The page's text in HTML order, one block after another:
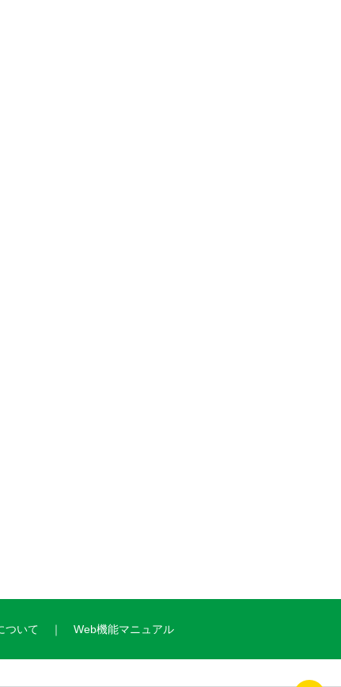
ついて Web機能マニュアル